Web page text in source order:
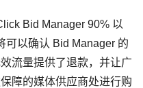
Bid Manager 90% 以
可以确认 Bid Manager 的
流量提供了退款，并让广
障的媒体供应商处进行购